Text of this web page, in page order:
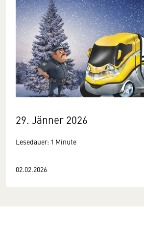
29. Jänner 2026
Lesedauer: 1 Minute
02.02.2026